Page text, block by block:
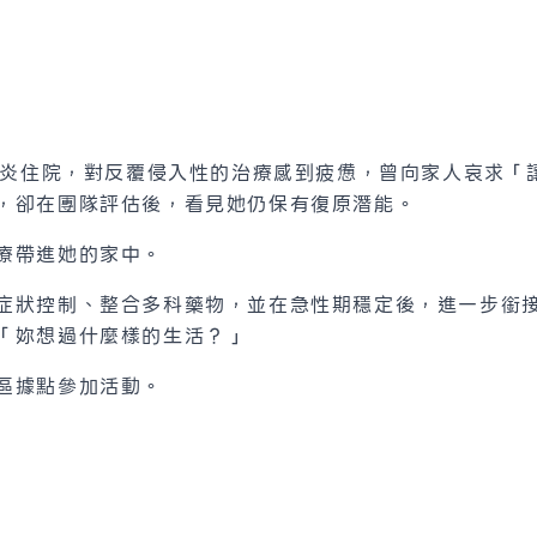
院，對反覆侵入性的治療感到疲憊，曾向家人哀求「
在團隊評估後，看見她仍保有復原潛能。
帶進她的家中。
控制、整合多科藥物，並在急性期穩定後，進一步
想過什麼樣的生活？」
點參加活動。